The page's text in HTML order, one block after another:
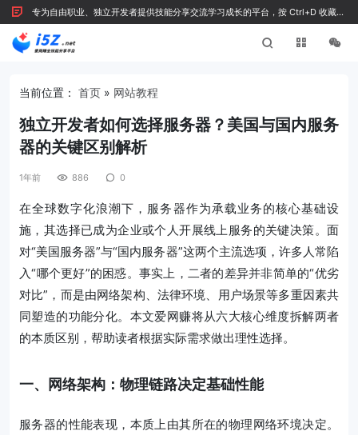
专为自由职业、独立开发者提供技能分享交流学习成长的平台，按 Ctrl+D 收藏我
们
当前位置： 首页 » 网站教程
独立开发者如何选择服务器？美国与国内服务
器的关键区别解析
1年前 886 0
在全球数字化浪潮下，服务器作为承载业务的核心基础设
施，其选择已成为企业或个人开展线上服务的关键决策。面
对“美国服务器”与“国内服务器”这两个主流选项，许多人常陷
入“哪个更好”的困惑。事实上，二者的差异并非简单的“优劣
对比”，而是由网络架构、法律环境、用户场景等多重因素共
同塑造的功能分化。本文爱网赚将从六大核心维度拆解两者
的本质区别，帮助读者根据实际需求做出理性选择。
一、网络架构：物理链路决定基础性能
服务器的性能表现，本质上由其所在的物理网络环境决定。